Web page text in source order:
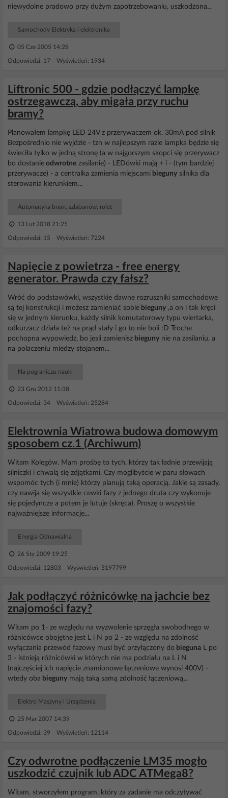
niewydolne pradowo przy dużym zapotrzebowaniu, uszkodzona...
Samochody Elektryka i elektronika
05 Cze 2005 14:28
Odpowiedzi: 17 Wyświetleń: 1934
Liftronic 500 - gdzie podłączyć lampkę
ostrzegawczą, aby migała przy ruchu
bramy?
Planowałem lampkę LED 24V z przerywaczem ok. 30mA pod silnik
Bezpośrednio nie wyjdzie - tzn w najlepszym razie lampka będzie się
świeciła tylko w jedną stronę (a w najgorszym skopci się przerywacz
bo dostanie odwrotne zasilanie) - LEDówki mają + i - (tym bardziej
przerywacze) - a centralka zamienia miejscami bieguny silnika dla
sterowania kierunkiem...
Automatyka bram, szlabanów, rolet
13 Lut 2018 21:25
Odpowiedzi: 15 Wyświetleń: 7224
Napięcie z powietrza - free energy
generator. Prawda czy fałsz?
Wróć do podstawówki, wszystkie dawne rozruszniki samochodowe
są tej konstrukcji i możesz zamieniać sobie bieguny ,a on i tak kręci
się w jednym kierunku, każdy silnik komutatorowy typu wiertarka,
odkurzacz działa też na prąd stały i go to nie boli :D Troche
pochopna wypowiedz, bo jesli zamienisz bieguny nie na zasilaniu, a
na polaczeniu miedzy stojanem...
Na pograniczu nauki
23 Gru 2012 11:38
Odpowiedzi: 34 Wyświetleń: 25284
Elektrownia Wiatrowa budowa domowym
sposobem cz.1 (Archiwum)
Witam Kolegów. Mam prośbę to tych, którzy tak ładnie przewijają
silniczki i chwalą się zdjątkami. Czy moglibyście w paru słowach
wspomóc tych (i mnie) którzy planują taką operacją. Jakie są zasady,
czy nawija się wszystkie cewki fazy z jednego druta czy wykonuje
się pojedyncze a potem je lutuje (skręca). Proszę o wszystkie
najważniejsze informacje...
Energia Odnawialna
26 Sty 2009 19:25
Odpowiedzi: 12803 Wyświetleń: 5197799
Jak podłączyć różnicówkę na jachcie bez
znajomości fazy?
Witam po 1- ze względu na wyzwolenie sprzęgła swobodnego w
różnicówce obojętne jest L i N po 2 - ze względu na zdolność
wyłączania przewód fazowy musi być przyłączony do bieguna L po
3 - istnieją różnicówki w których nie ma podziału na L i N
(najczęściej ich napięcie znamionowe łączeniowe wynosi 400V) -
wtedy oba bieguny mają taką samą zdolność łączeniową...
Elektro Maszyny i Urządzenia
25 Mar 2007 14:39
Odpowiedzi: 39 Wyświetleń: 12114
Czy odwrotne podłączenie LM35 mogło
uszkodzić czujnik lub ADC ATMega8?
Witam, stworzyłem program, który za zadanie ma odczytywać